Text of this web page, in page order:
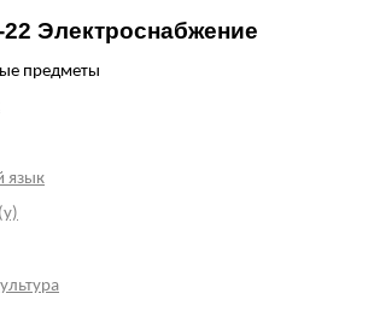
Электроснабжение
предметы
язык